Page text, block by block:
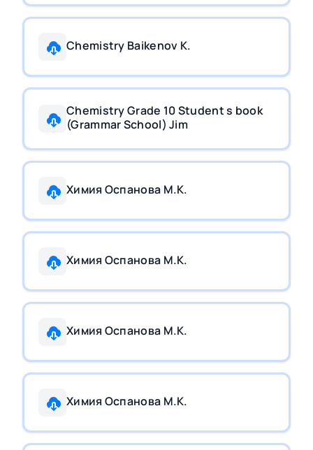
Chemistry Baikenov K.
Chemistry Grade 10 Student s book
(Grammar School) Jim
Химия Оспанова М.К.
Химия Оспанова М.К.
Химия Оспанова М.К.
Химия Оспанова М.К.